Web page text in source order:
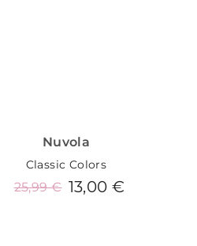
Nuvola
Classic Colors
13,00 €
25,99 €